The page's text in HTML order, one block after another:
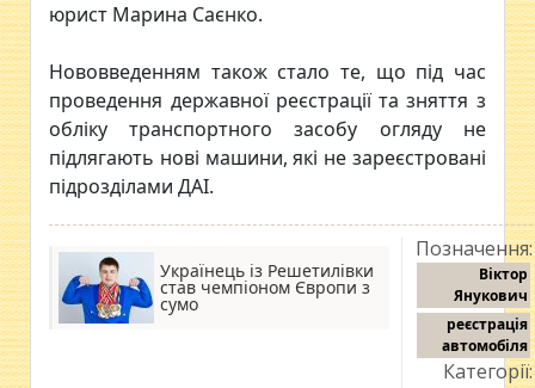
юрист Марина Саєнко.
Нововведенням також стало те, що під час
проведення державної реєстрації та зняття з
обліку транспортного засобу огляду не
підлягають нові машини, які не зареєстровані
підрозділами ДАІ.
Українець із Решетилівки
став чемпіоном Європи з
сумо
Позначення:
Віктор
Янукович
реєстрація
автомобіля
Категорії: